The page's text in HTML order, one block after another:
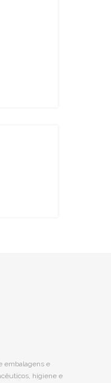
embalagens e
higiene e